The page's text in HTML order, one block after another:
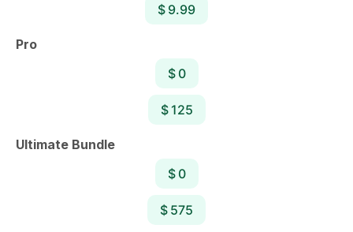
$ 9.99
Pro
$ 0
$ 125
Ultimate Bundle
$ 0
$ 575